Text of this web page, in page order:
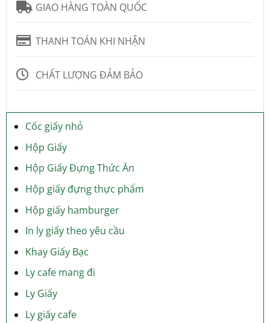
GIAO HÀNG TOÀN QUỐC
THANH TOÁN KHI NHẬN
CHẤT LƯỢNG ĐẢM BẢO
Cốc giấy nhỏ
Hộp Giấy
Hộp Giấy Đựng Thức Ăn
Hộp giấy đựng thực phẩm
Hộp giấy hamburger
In ly giấy theo yêu cầu
Khay Giấy Bạc
Ly cafe mang đi
Ly Giấy
Ly giấy cafe